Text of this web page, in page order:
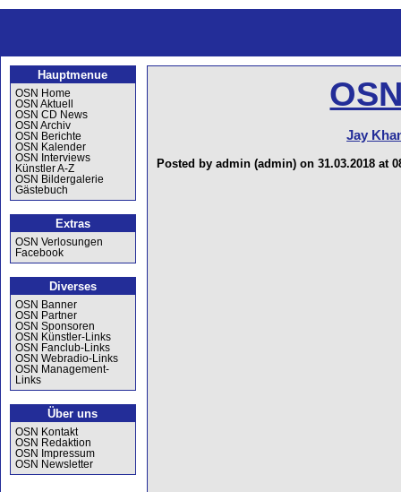
Hauptmenue
OSN Home
OSN Aktuell
OSN CD News
OSN Archiv
OSN Berichte
OSN Kalender
OSN Interviews
Künstler A-Z
OSN Bildergalerie
Gästebuch
Extras
OSN Verlosungen
Facebook
Diverses
OSN Banner
OSN Partner
OSN Sponsoren
OSN Künstler-Links
OSN Fanclub-Links
OSN Webradio-Links
OSN Management-
Links
Über uns
OSN Kontakt
OSN Redaktion
OSN Impressum
OSN Newsletter
Jay
Posted by admin (admin) on 31.03.2018 at